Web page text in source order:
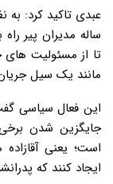
ساله مدیران پیر
تا از مسئولیت های
مانند یک سیل
این فعال سیاسی
جایگزین شدن
است؛ یعنی
ایجاد کنند که